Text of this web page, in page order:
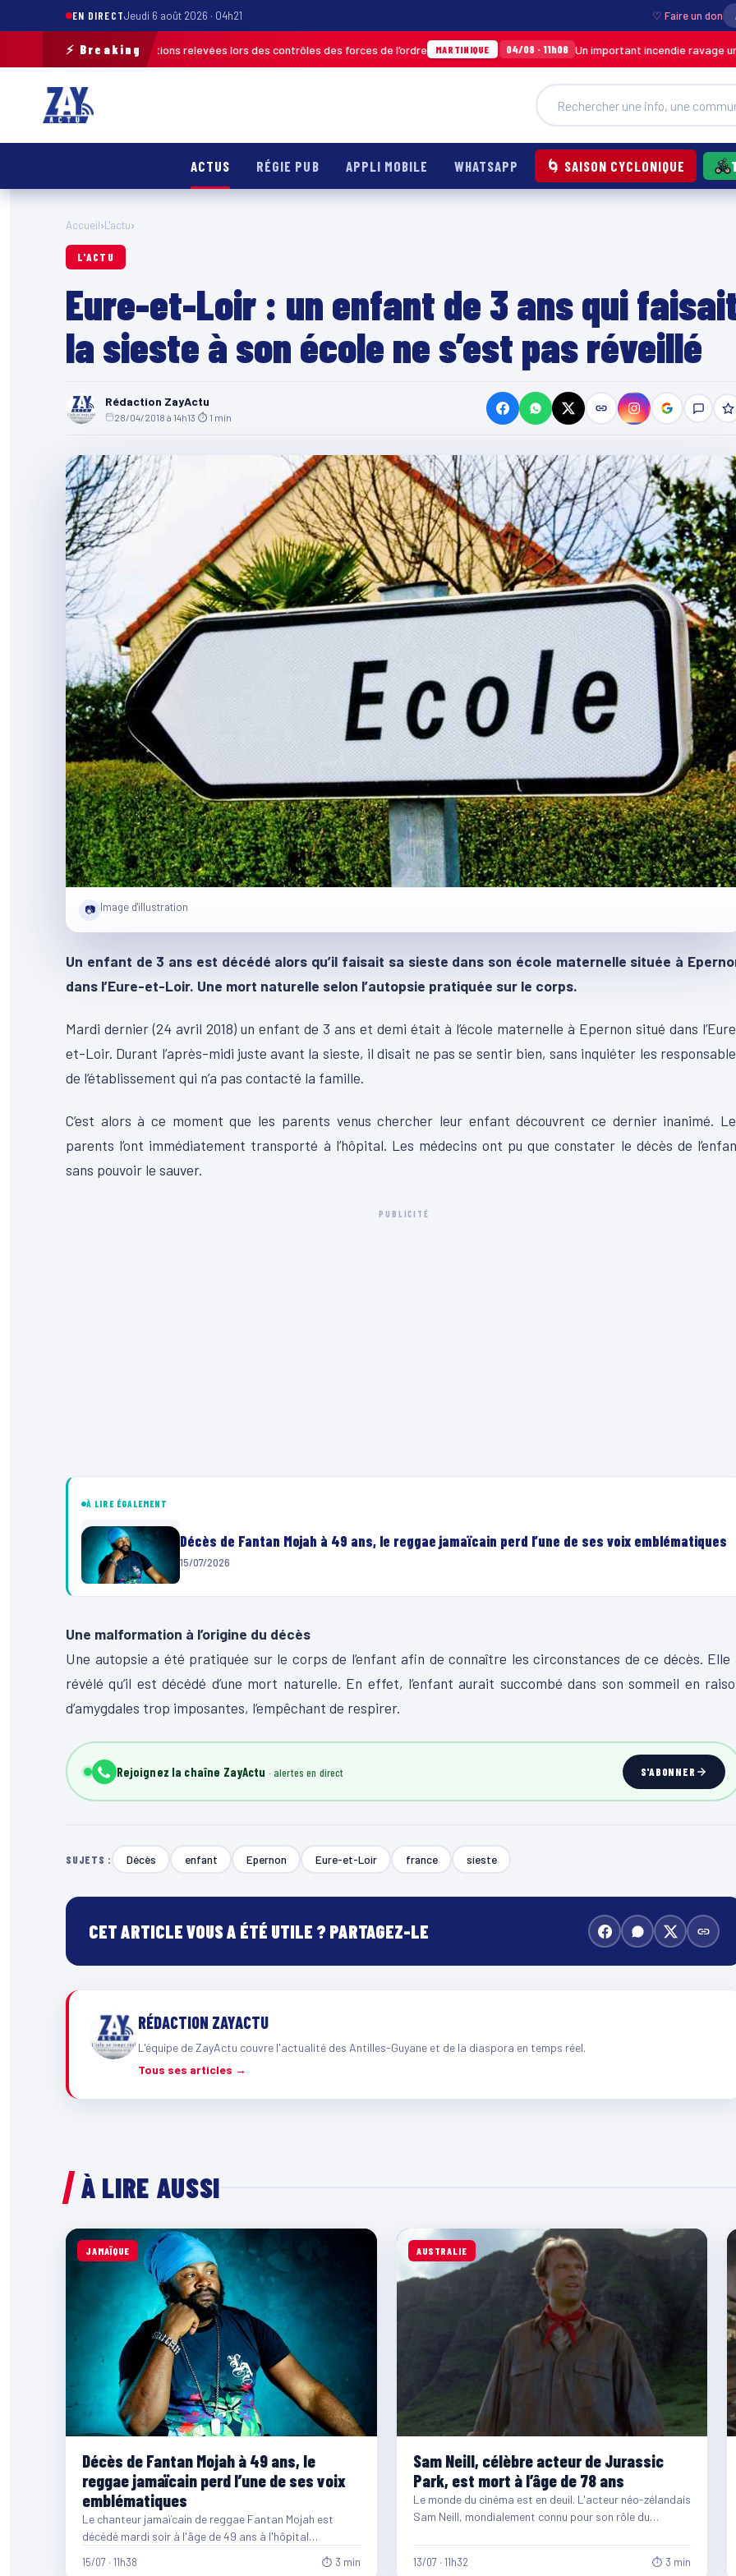
EN DIRECTJeudi 6 août 2026 · 04h21 ♡ Faire un don
⚡ Breaking
plus de 120 infractions relevées lors des contrôles des forces de l’ordre MARTINIQUE 04/08 · 11h06 Un important incendie ravage un entrepôt
ACTUS RÉGIE PUB APPLI MOBILE WHATSAPP 🌀 SAISON CYCLONIQUE
Accueil›L'actu›
L'ACTU
Eure-et-Loir : un enfant de 3 ans qui
la sieste à son école ne s’est pas réveillé
Rédaction ZayActu
28/04/2018 à 14h13 ⏱ 1 min
📷 Image d'illustration
Un enfant de 3 ans est décédé alors qu’il faisait sa sieste dans son école maternelle située à
dans l’Eure-et-Loir. Une mort naturelle selon l’autopsie pratiquée sur le corps.
Mardi dernier (24 avril 2018) un enfant de 3 ans et demi était à l’école maternelle à Epernon situé dans
et-Loir. Durant l’après-midi juste avant la sieste, il disait ne pas se sentir bien, sans inquiéter les
de l’établissement qui n’a pas contacté la famille.
C’est alors à ce moment que les parents venus chercher leur enfant découvrent ce dernier inanimé.
parents l’ont immédiatement transporté à l’hôpital. Les médecins ont pu que constater le décès de
sans pouvoir le sauver.
PUBLICITÉ
À LIRE ÉGALEMENT
Décès de Fantan Mojah à 49 ans, le reggae jamaïcain perd l’une de ses voix emblématiques
15/07/2026
Une malformation à l’origine du décès
Une autopsie a été pratiquée sur le corps de l’enfant afin de connaître les circonstances de ce décès. Elle
révélé qu’il est décédé d’une mort naturelle. En effet, l’enfant aurait succombé dans son sommeil en
d’amygdales trop imposantes, l’empêchant de respirer.
Rejoignez la chaîne ZayActu S'ABONNER
SUJETS : Décès enfant Epernon Eure-et-Loir france sieste
CET ARTICLE VOUS A ÉTÉ UTILE ? PARTAGEZ-LE
RÉDACTION ZAYACTU
L'équipe de ZayActu couvre l'actualité des Antilles-Guyane et de la diaspora en temps réel.
Tous ses articles →
À LIRE AUSSI
JAMAÏQUE
Décès de Fantan Mojah à 49 ans, le
reggae jamaïcain perd l’une de ses voix
emblématiques
Le chanteur jamaïcain de reggae Fantan Mojah est
décédé mardi soir à l'âge de 49 ans à l'hôpital…
15/07 · 11h38 ⏱ 3 min
AUSTRALIE
Sam Neill, célèbre acteur de Jurassic
Park, est mort à l’âge de 78 ans
Le monde du cinéma est en deuil. L'acteur néo-zélandais
Sam Neill, mondialement connu pour son rôle du
13/07 · 11h32 ⏱ 3 min